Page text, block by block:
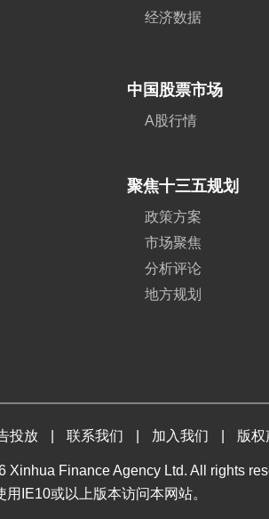
经济数据
中国股票市场
A股行情
聚焦十三五规划
政策方案
市场聚焦
分析评论
地方规划
投放 联系我们 加入我们 版权
Xinhua Finance Agency Ltd. All rights
IE10或以上版本访问本网站。